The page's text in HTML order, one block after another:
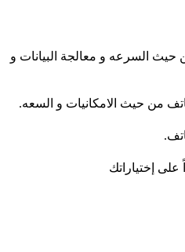
السرعه و معالجة البيانات و
من حيث الامكانيات و السعه.